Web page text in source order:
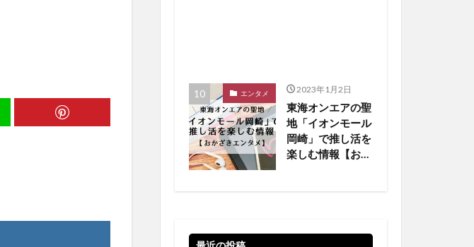
エンタメ 2023年1月2日
東海オンエアの聖
地「イオンモール
岡崎」で推し活を
楽しむ情報【おか